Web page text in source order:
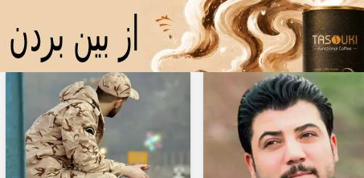
پرطرفدار دانلود مداحیتماس با ما